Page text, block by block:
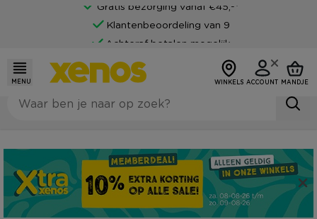
Gratis bezorging vanaf €45,-*
Klantenbeoordeling van 9
Achteraf betalen mogelijk
MENU WINKELS ACCOUNT MANDJE